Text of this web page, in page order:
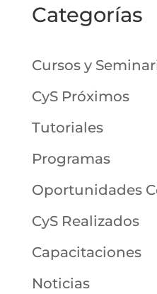
Categorías
Cursos y
CyS Próximos
Tutoriales
Programas
Oportunidades
CyS Realizados
Capacitaciones
Noticias